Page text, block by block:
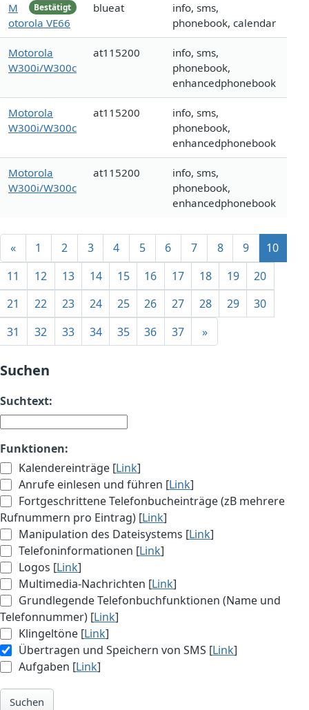
Bestätigt
M
otorola VE66
blueat
info, sms,
phonebook, calendar
Motorola
W300i/W300c
at115200
info, sms,
phonebook,
enhancedphonebook
Motorola
W300i/W300c
at115200
info, sms,
phonebook,
enhancedphonebook
Motorola
W300i/W300c
at115200
info, sms,
phonebook,
enhancedphonebook
« 1 2 3 4 5 6 7 8 9
10
11
12 13 14 15 16 17 18 19
20
21
22 23 24 25 26 27 28 29
30
31
32 33 34 35 36 37 »
Suchen
Suchtext:
Funktionen:
Kalendereinträge [Link]
Anrufe einlesen und führen [Link]
Fortgeschrittene Telefonbucheinträge (zB mehrere
Rufnummern pro Eintrag) [Link]
Manipulation des Dateisystems [Link]
Telefoninformationen [Link]
Logos [Link]
Multimedia-Nachrichten [Link]
Grundlegende Telefonbuchfunktionen (Name und
Telefonnummer) [Link]
Klingeltöne [Link]
Übertragen und Speichern von SMS [Link]
Aufgaben [Link]
Suchen